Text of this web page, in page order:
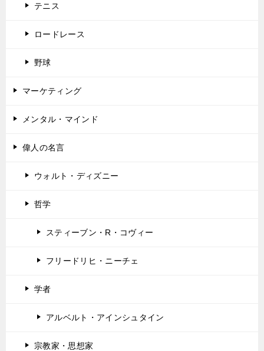
テニス
ロードレース
野球
マーケティング
メンタル・マインド
偉人の名言
ウォルト・ディズニー
哲学
スティーブン・R・コヴィー
フリードリヒ・ニーチェ
学者
アルベルト・アインシュタイン
宗教家・思想家